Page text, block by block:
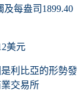
及每盎司1899.40
美元
利比亞的形勢發
交易所